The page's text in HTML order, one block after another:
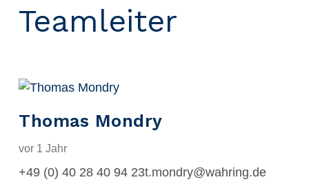
Teamleiter
Thomas Mondry
vor 1 Jahr
+49 (0) 40 28 40 94 23t.mondry@wahring.de